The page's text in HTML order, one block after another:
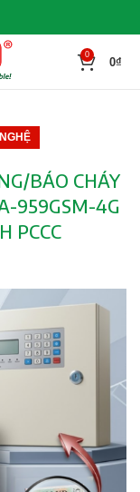
0
0₫
BÁO CHÁY
959GSM-4G
PCCC